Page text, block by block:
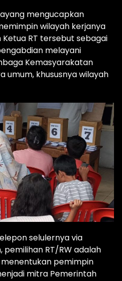
mengucapkan
wilayah kerjanya
RT tersebut sebagai
melayani
Kemasyarakatan
umum, khususnya wilayah
selulernya via
RT/RW adalah
pemimpin
mitra Pemerintah